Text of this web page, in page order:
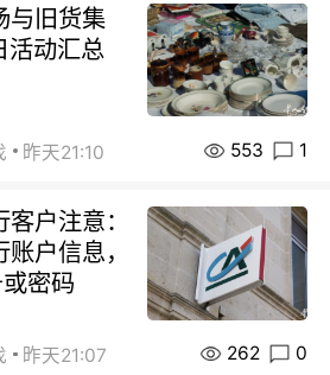
与旧货集
动汇总
昨天21:10 553 1
户注意：
户信息，
密码
昨天21:07 262 0